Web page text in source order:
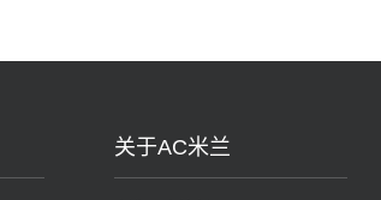
关于AC米兰